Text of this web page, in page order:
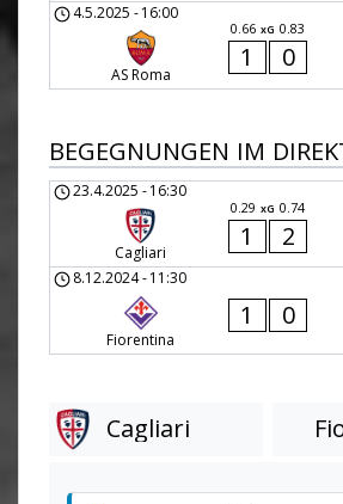
4.5.2025 -16:00
AS Roma
0.66 xG 0.83
1 0
BEGEGNUNGEN IM
23.4.2025 -16:30
Cagliari
0.29 xG 0.74
1 2
8.12.2024-11:30
Fiorentina
1 0
Cagliari